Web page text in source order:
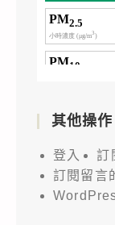
其他操作
登入
訂
訂閱留言